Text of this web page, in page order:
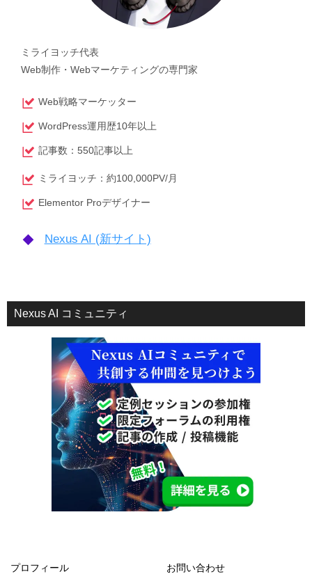
ミライヨッチ代表
Web制作・Webマーケティングの専門家
Web戦略マーケッター
WordPress運用歴10年以上
記事数：550記事以上
ミライヨッチ：約100,000PV/月
Elementor Proデザイナー
Nexus AI (新サイト)
Nexus AI コミュニティ
プロフィール お問い合わせ